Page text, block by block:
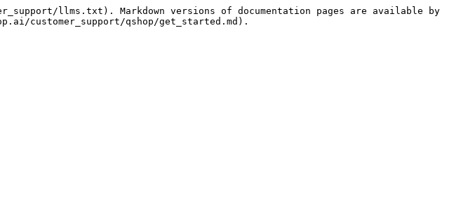
llms.txt). Markdown versions of documentation pages are available by
customer_support/qshop/get_started.md).